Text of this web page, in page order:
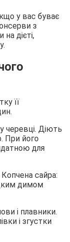
у вас буває
з
дієті,
її
черевці. Діють
При його
для
і плавники.
і згустки